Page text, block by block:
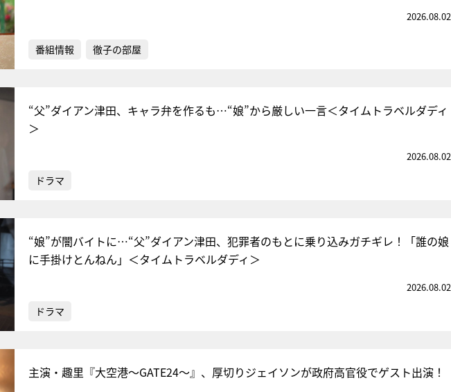
2026.08.02
番組情報 徹子の部屋
“父”ダイアン津田、キャラ弁を作るも…“娘”から厳しい一言＜タイムトラベルダディ
＞
2026.08.02
ドラマ
“娘”が闇バイトに…“父”ダイアン津田、犯罪者のもとに乗り込みガチギレ！「誰の娘
に手掛けとんねん」＜タイムトラベルダディ＞
2026.08.02
ドラマ
主演・趣里『大空港～GATE24～』、厚切りジェイソンが政府高官役でゲスト出演！